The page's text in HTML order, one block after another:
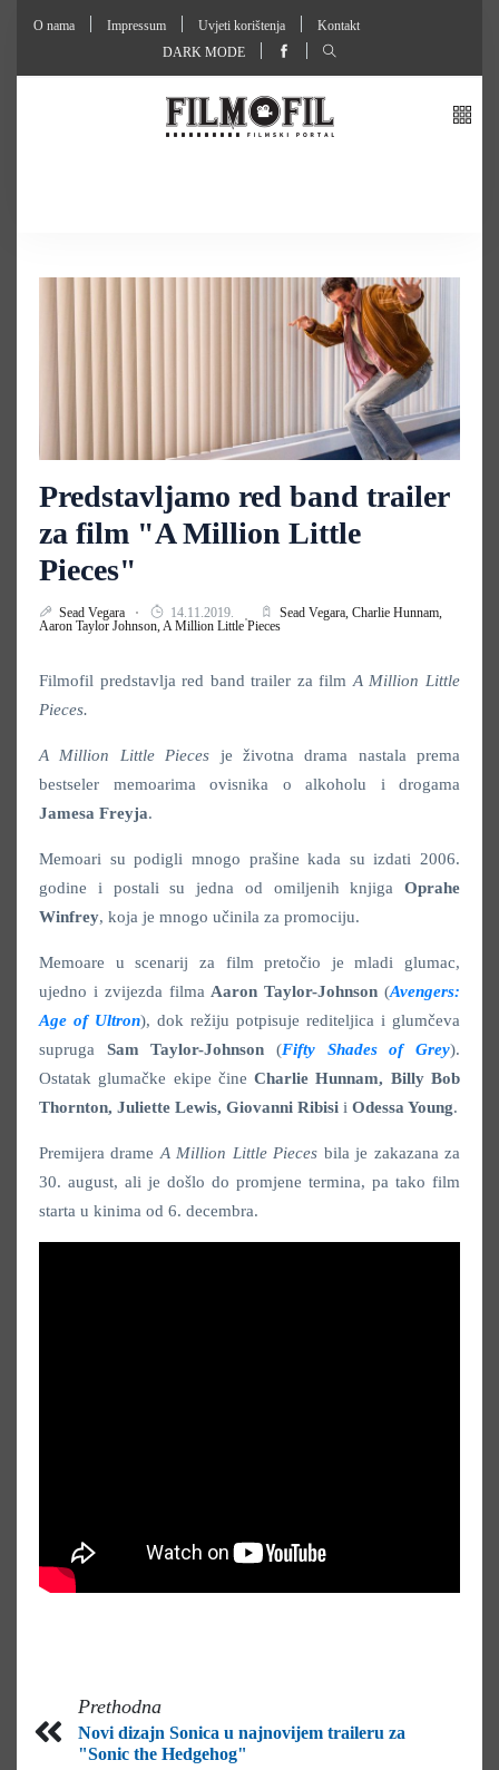
O nama Impressum Uvjeti korištenja
Kontakt
DARK MODE
Predstavljamo red band trailer
za film "A Million Little
Pieces"
Sead Vegara 14.11.2019. Sead Vegara, Charlie Hunnam,
Aaron Taylor Johnson,A Million Little Pieces
Filmofil predstavlja red band trailer za film A Million Little
Pieces.
A Million Little Pieces je životna drama nastala prema
bestseler memoarima ovisnika o alkoholu i drogama
Jamesa Freyja.
Memoari su podigli mnogo prašine kada su izdati 2006.
godine i postali su jedna od omiljenih knjiga Oprahe
Winfrey, koja je mnogo učinila za promociju.
Memoare u scenarij za film pretočio je mladi glumac,
ujedno i zvijezda filma Aaron Taylor-Johnson(Avengers:
Age of Ultron), dok režiju potpisuje rediteljica i glumčeva
supruga Sam Taylor-Johnson (Fifty Shades of Grey).
Ostatak glumačke ekipe čineCharlie Hunnam, Billy Bob
Thornton, Juliette Lewis, Giovanni Ribisi i Odessa Young.
Premijera drame A Million Little Pieces bila je zakazana za
30. august, ali je došlo do promjene termina, pa tako film
starta u kinima od 6. decembra.
Prethodna
Novi dizajn Sonica u najnovijem traileru za
"Sonic the Hedgehog"